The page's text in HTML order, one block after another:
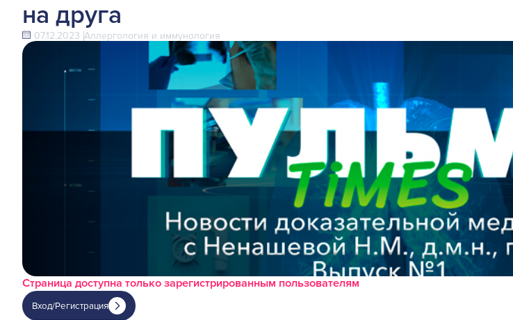
на друга
07.12.2023 Аллергология и иммунология
Страница доступна только зарегистрированным пользователям
Вход/Регистрация